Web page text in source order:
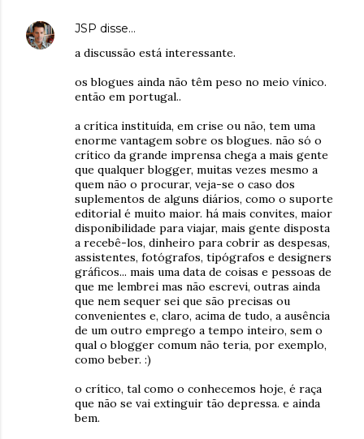
JSP disse…
a discussão está interessante.
os blogues ainda não têm peso no meio vínico.
então em portugal..
a crítica instituída, em crise ou não, tem uma
enorme vantagem sobre os blogues. não só o
crítico da grande imprensa chega a mais gente
que qualquer blogger, muitas vezes mesmo a
quem não o procurar, veja-se o caso dos
suplementos de alguns diários, como o suporte
editorial é muito maior. há mais convites, maior
disponibilidade para viajar, mais gente disposta
a recebê-los, dinheiro para cobrir as despesas,
assistentes, fotógrafos, tipógrafos e designers
gráficos... mais uma data de coisas e pessoas de
que me lembrei mas não escrevi, outras ainda
que nem sequer sei que são precisas ou
convenientes e, claro, acima de tudo, a ausência
de um outro emprego a tempo inteiro, sem o
qual o blogger comum não teria, por exemplo,
como beber. :)
o crítico, tal como o conhecemos hoje, é raça
que não se vai extinguir tão depressa. e ainda
bem.